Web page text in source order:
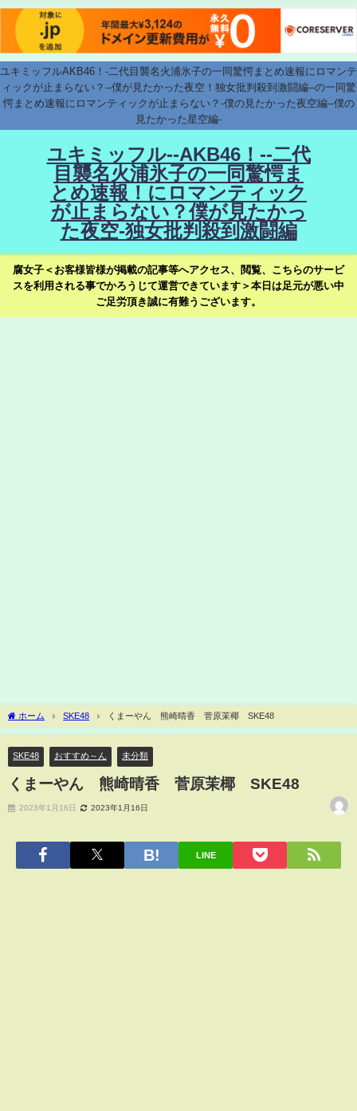
ユキミッフルAKB46！-二代目襲名火浦氷子の一同驚愕まとめ速報にロマンテ
ィックが止まらない？--僕が見たかった夜空！独女批判殺到激闘編--の一同驚
愕まとめ速報にロマンティックが止まらない？-僕の見たかった夜空編--僕の
見たかった星空編-
ユキミッフル--AKB46！--二代
目襲名火浦氷子の一同驚愕ま
とめ速報！にロマンティック
が止まらない？僕が見たかっ
た夜空-独女批判殺到激闘編
腐女子＜お客様皆様が掲載の記事等へアクセス、閲覧、こちらのサービ
スを利用される事でかろうじて運営できています＞本日は足元が悪い中
ご足労頂き誠に有難うございます。
ホーム SKE48 くまーやん 熊崎晴香 菅原茉椰 SKE48
SKE48 おすすめ～ん 未分類
くまーやん 熊崎晴香 菅原茉椰 SKE48
2023年1月16日 2023年1月16日
LINE